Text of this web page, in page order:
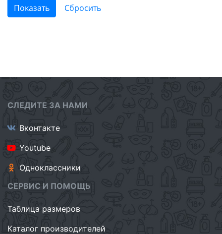
СЛЕДИТЕ ЗА НАМИ
Вконтакте
Youtube
Одноклассники
СЕРВИС И ПОМОЩЬ
Таблица размеров
Каталог производителей